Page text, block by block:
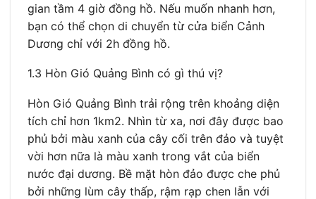
gian tầm 4 giờ đồng hồ. Nếu muốn nhanh hơn,
bạn có thể chọn di chuyển từ cửa biển Cảnh
Dương chỉ với 2h đồng hồ.
1.3 Hòn Gió Quảng Bình có gì thú vị?
Hòn Gió Quảng Bình trải rộng trên khoảng diện
tích chỉ hơn 1km2. Nhìn từ xa, nơi đây được bao
phủ bởi màu xanh của cây cối trên đảo và tuyệt
vời hơn nữa là màu xanh trong vắt của biển
nước đại dương. Bề mặt hòn đảo được che phủ
bởi những lùm cây thấp, rậm rạp chen lẫn với